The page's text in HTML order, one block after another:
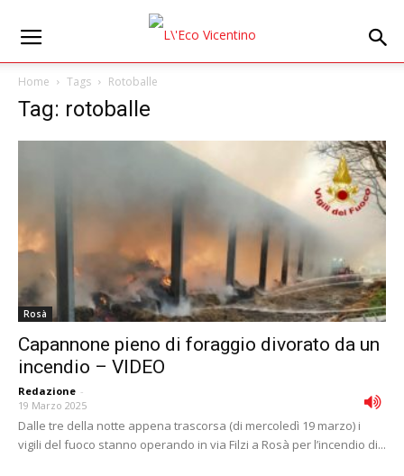
Home Tags Rotoballe
Tag: rotoballe
Rosà
Capannone pieno di foraggio divorato da un
incendio – VIDEO
Redazione -
19 Marzo 2025
Dalle tre della notte appena trascorsa (di mercoledì 19 marzo) i
vigili del fuoco stanno operando in via Filzi a Rosà per l’incendio di...